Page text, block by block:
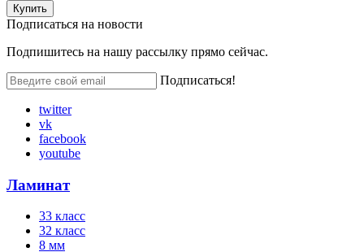
Купить
Подписаться на новости
Подпишитесь на нашу рассылку прямо сейчас.
Подписаться!
twitter
vk
facebook
youtube
Ламинат
33 класс
32 класс
8 мм